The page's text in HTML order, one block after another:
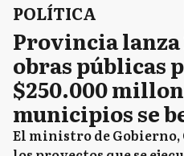
POLÍTICA
Provincia lanza
obras públicas
$250.000
municipios se
El ministro de